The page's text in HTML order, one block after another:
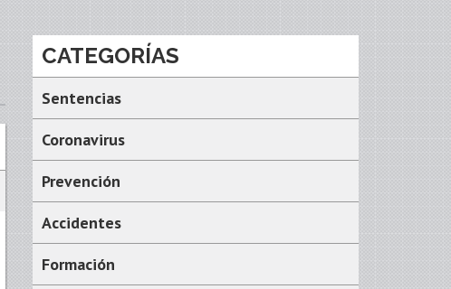
CATEGORÍAS
Sentencias
Coronavirus
Prevención
Accidentes
Formación